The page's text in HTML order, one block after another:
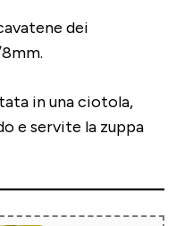
dei
in una ciotola,
e servite la zuppa